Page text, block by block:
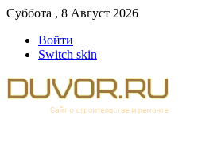
Суббота , 8 Август 2026
Войти
Switch skin